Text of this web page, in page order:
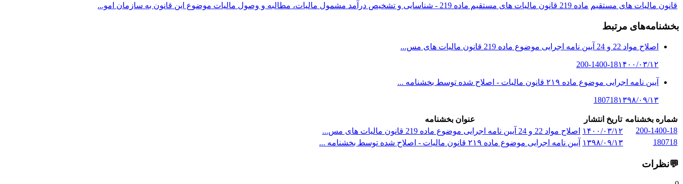
قانون مالیات های مستقیم ماده 219 قانون مالیات های مستقیم ماده 219 - شناسایی و تشخیص درآمد مشمول مالیات، مطالبه و وصول مالیات موضوع این قانون به سازمان امو...
بخشنامه‌های مرتبط
اصلاح مواد 22 و 24 آیین نامه اجرایی موضوع ماده 219 قانون مالیات های مس...
200-1400-18۱۴۰۰/۰۳/۱۲
آیین نامه اجرایی موضوع ماده ۲۱۹ قانون مالیات - اصلاح شده توسط بخشنامه ...
180718۱۳۹۸/۰۹/۱۳
شماره بخشنامه تاریخ انتشار
عنوان بخشنامه
200-1400-18
۱۴۰۰/۰۳/۱۲
اصلاح مواد 22 و 24 آیین نامه اجرایی موضوع ماده 219 قانون مالیات های مس...
180718
۱۳۹۸/۰۹/۱۳ آیین نامه اجرایی موضوع ماده ۲۱۹ قانون مالیات - اصلاح شده توسط بخشنامه ...
💬نظرات